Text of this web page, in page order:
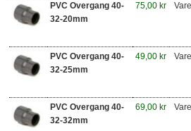
PVC Overgang 40-
32-20mm
75,00 kr
PVC Overgang 40-
32-25mm
49,00 kr
PVC Overgang 40-
32-32mm
69,00 kr